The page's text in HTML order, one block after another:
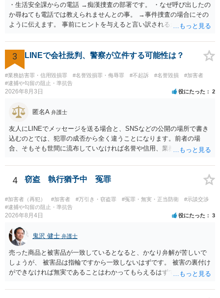
・生活安全課からの電話 →痴漢捜査の部署です。 ・なぜ呼び出したの
か尋ねても電話では教えられませんとの事。 →事件捜査の場合にその
ように伝えます。 事前にヒントを与えると言い訳されるからです。 ・
たり →やはり痴漢として疑われているのでは。 そもそも痴漢をやって
ないのであれば、何も疑われる筋合いは無いわけですし狼狽える必要
はないですね。
3 LINEで会社批判、警察が立件する可能性は？
#業務妨害罪・信用毀損罪 #名誉毀損罪・侮辱罪 #不起訴 #名誉毀損
#加害者
#逮捕や勾留の阻止・準抗告
2026年8月3日 役にたった 2
匿名A 弁護士
友人にLINEでメッセージを送る場合と、SNSなどの公開の場所で書き
込むのとでは、犯罪の成否から全く違うことになります。前者の場
合、そもそも世間に流布していなければ名誉や信用、業務にかかる犯
4 窃盗 執行猶予中 冤罪
#加害者（再犯） #加害者 #万引き・窃盗罪 #冤罪・無実・正当防衛
#示談交渉
#逮捕や勾留の阻止・準抗告
2026年8月4日 役にたった 3
鬼沢 健士 弁護士
売った商品と被害品が一致しているとなると、かなり弁解が苦しいで
しょうが、 被害品は指輪ですから一致しないはずです。 被害の裏付け
ができなければ無実であることはわかってもらえるはずです。